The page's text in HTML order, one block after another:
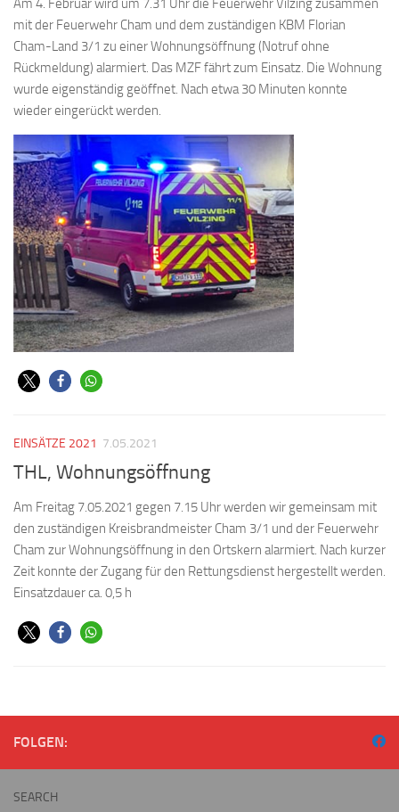
Am 4. Februar wird um 7.31 Uhr die Feuerwehr Vilzing zusammen
mit der Feuerwehr Cham und dem zuständigen KBM Florian
Cham-Land 3/1 zu einer Wohnungsöffnung (Notruf ohne
Rückmeldung) alarmiert. Das MZF fährt zum Einsatz. Die Wohnung
wurde eigenständig geöffnet. Nach etwa 30 Minuten konnte
wieder eingerückt werden.
EINSÄTZE 2021 7.05.2021
THL, Wohnungsöffnung
Am Freitag 7.05.2021 gegen 7.15 Uhr werden wir gemeinsam mit
den zuständigen Kreisbrandmeister Cham 3/1 und der Feuerwehr
Cham zur Wohnungsöffnung in den Ortskern alarmiert. Nach kurzer
Zeit konnte der Zugang für den Rettungsdienst hergestellt werden.
Einsatzdauer ca. 0,5 h
FOLGEN:
SEARCH